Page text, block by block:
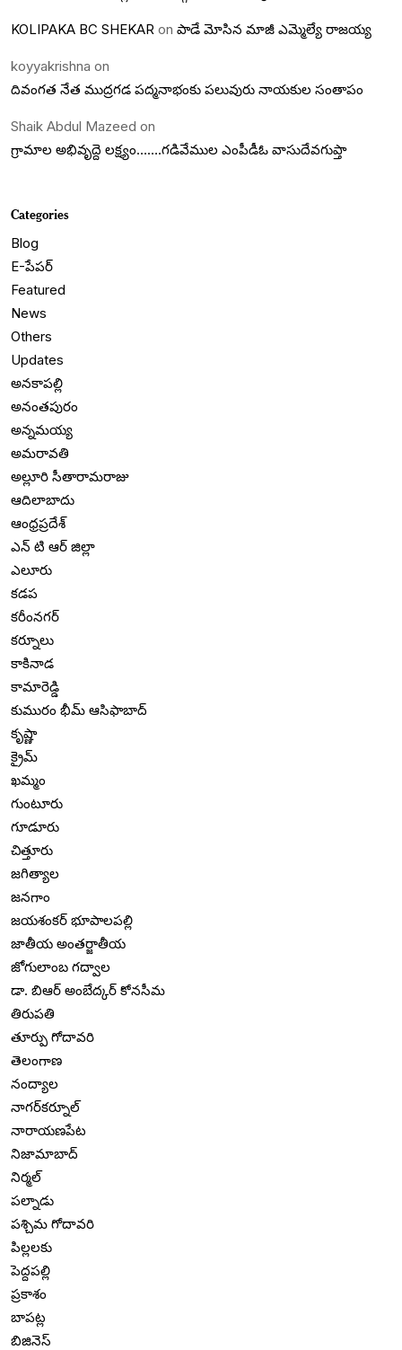
KOLIPAKA BC SHEKAR on పాడే మోసిన మాజీ ఎమ్మెల్యే రాజయ్య
koyyakrishna on
దివంగత నేత ముద్రగడ పద్మనాభంకు పలువురు నాయకుల సంతాపం
Shaik Abdul Mazeed on
గ్రామాల అభివృద్దె లక్ష్యం…….గడివేముల ఎంపీడీఓ వాసుదేవగుప్తా
Categories
Blog
E-పేపర్
Featured
News
Others
Updates
అనకాపల్లి
అనంతపురం
అన్నమయ్య
అమరావతి
అల్లూరి సీతారామరాజు
ఆదిలాబాదు
ఆంధ్రప్రదేశ్
ఎన్ టి ఆర్ జిల్లా
ఎలూరు
కడప
కరీంనగర్
కర్నూలు
కాకినాడ
కామారెడ్డి
కుమురం భీమ్ ఆసిఫాబాద్
కృష్ణా
క్రైమ్
ఖమ్మం
గుంటూరు
గూడూరు
చిత్తూరు
జగిత్యాల
జనగాం
జయశంకర్ భూపాలపల్లి
జాతీయ అంతర్జాతీయ
జోగులాంబ గద్వాల
డా. బిఆర్ అంబేద్కర్ కోనసీమ
తిరుపతి
తూర్పు గోదావరి
తెలంగాణ
నంద్యాల
నాగర్‌కర్నూల్
నారాయణపేట
నిజామాబాద్
నిర్మల్
పల్నాడు
పశ్చిమ గోదావరి
పిల్లలకు
పెద్దపల్లి
ప్రకాశం
బాపట్ల
బిజినెస్